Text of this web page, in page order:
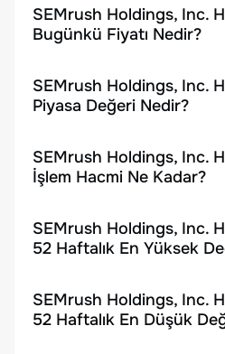
SEMrush Holdings, Inc.
Bugünkü Fiyatı Nedir?
SEMrush Holdings, Inc.
Piyasa Değeri Nedir?
SEMrush Holdings, Inc.
İşlem Hacmi Ne Kadar?
SEMrush Holdings, Inc.
52 Haftalık En Yüksek
SEMrush Holdings, Inc.
52 Haftalık En Düşük